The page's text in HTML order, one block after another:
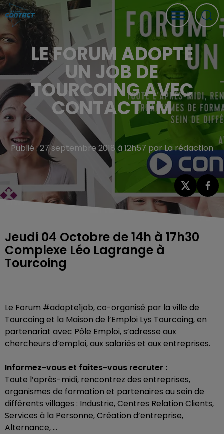
LE FORUM ADOPTE
UN JOB DE
TOURCOING AVEC
CONTACT FM
Publié : 27 septembre 2018 à 12h57 par La rédaction
Jeudi 04 Octobre de 14h à 17h30
Complexe Léo Lagrange à
Tourcoing
Le Forum #adopte1job, co-organisé par la ville de
Tourcoing et la Maison de l’Emploi Lys Tourcoing, en
partenariat avec Pôle Emploi, s’adresse aux
chercheurs d’emploi, aux salariés et aux entreprises.
Informez-vous et faites-vous recruter :
Toute l’après-midi, rencontrez des entreprises,
organismes de formation et partenaires au sein de
différents villages : Industrie, Centres Relation Clients,
Services à la Personne, Création d’entreprise,
Alternance, …